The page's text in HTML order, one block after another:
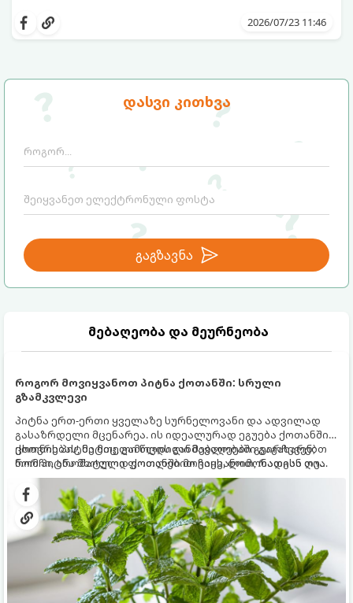
დასვი კითხვა
გაგზავნა
მებაღეობა და მეურნეობა
როგორ მოვიყვანოთ პიტნა ქოთანში: სრული
გზამკვლევი
პიტნა ერთ-ერთი ყველაზე სურნელოვანი და ადვილად
გასაზრდელი მცენარეა. ის იდეალურად ეგუება ქოთანში
ცხოვრებას, მეტიც, გამოცდილი მებაღეები გვირჩევენ,
რომ პიტნა მხოლოდ ქოთანში მოვიყვანოთ, რადგან ღია
გრუნტში (ბაღში) დარგვისას ის ფესვებით ძალიან
სწრაფად ვრცელდება და სხვა მცენარეებს ავიწროებს.
ქოთნის პიტნა მთელი წლის განმავლობაში გაგახარებთ
ნორჩი, არომატული ფოთლებით ჩაის, ლიმონათისა თუ
კერძებისთვის.
შეინარჩუნოთ, ექსპერტები ყავის სამ
თქვენთვის სასურველი სასმელი:2026/07/23 11:46